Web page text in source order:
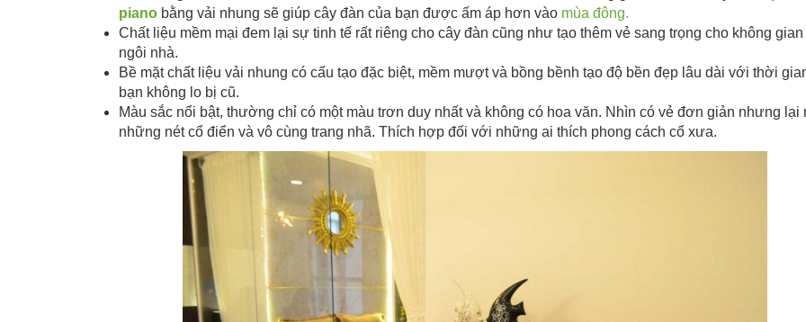
piano bằng vải nhung sẽ giúp cây đàn của bạn được ấm áp hơn vào mùa đông.
Chất liệu mềm mại đem lại sự tinh tế rất riêng cho cây đàn cũng như tạo thêm vẻ sang trọng cho không gian
ngôi nhà.
Bề mặt chất liệu vải nhung có cấu tạo đặc biệt, mềm mượt và bồng bềnh tạo độ bền đẹp lâu dài với thời
bạn không lo bị cũ.
Màu sắc nổi bật, thường chỉ có một màu trơn duy nhất và không có hoa văn. Nhìn có vẻ đơn giản nhưng lại
những nét cổ điển và vô cùng trang nhã. Thích hợp đối với những ai thích phong cách cổ xưa.